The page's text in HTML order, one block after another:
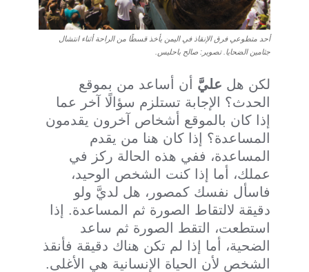
أحد متطوعي فرق الإنقاذ في اليمن يأخذ قسطًا من الراحة أثناء انتشال
جثامين الضحايا. تصوير: صالح باحليس.
لكن هل عليَّ أن أساعد من بموقع
الحدث؟ الإجابة تستلزم سؤالًا آخر عما
إذا كان بالموقع أشخاص آخرون يقدمون
المساعدة؟ إذا كان هنا من يقدم
المساعدة، ففي هذه الحالة ركز في
عملك، أما إذا كنت الشخص الوحيد،
فاسأل نفسك كمصور، هل لديَّ ولو
دقيقة لالتقاط الصورة ثم المساعدة. إذا
استطعت، التقط الصورة ثم ساعد
الضحية، أما إذا لم تكن هناك دقيقة فأنقذ
الشخص لأن الحياة الإنسانية هي الأغلى.